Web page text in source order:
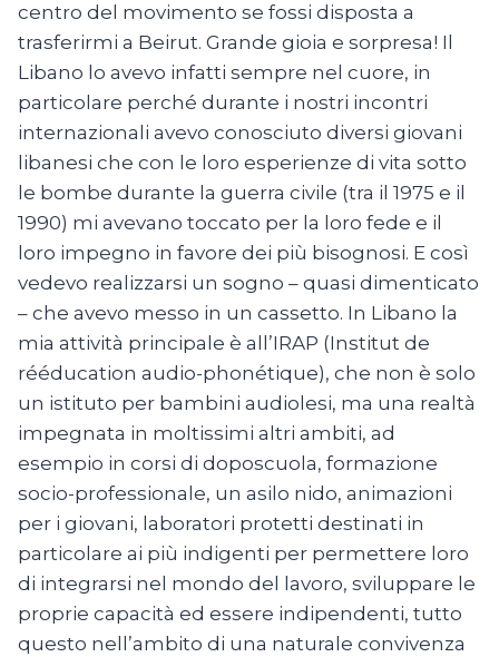
centro del movimento se fossi disposta a
trasferirmi a Beirut. Grande gioia e sorpresa! Il
Libano lo avevo infatti sempre nel cuore, in
particolare perché durante i nostri incontri
internazionali avevo conosciuto diversi giovani
libanesi che con le loro esperienze di vita sotto
le bombe durante la guerra civile (tra il 1975 e il
1990) mi avevano toccato per la loro fede e il
loro impegno in favore dei più bisognosi. E così
vedevo realizzarsi un sogno – quasi dimenticato
– che avevo messo in un cassetto. In Libano la
mia attività principale è all’IRAP (Institut de
rééducation audio-phonétique), che non è solo
un istituto per bambini audiolesi, ma una realtà
impegnata in moltissimi altri ambiti, ad
esempio in corsi di doposcuola, formazione
socio-professionale, un asilo nido, animazioni
per i giovani, laboratori protetti destinati in
particolare ai più indigenti per permettere loro
di integrarsi nel mondo del lavoro, sviluppare le
proprie capacità ed essere indipendenti, tutto
questo nell’ambito di una naturale convivenza